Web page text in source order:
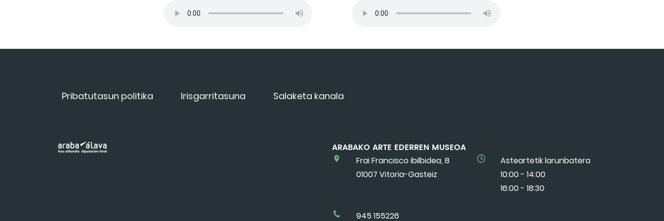
Pribatutasun politika Irisgarritasuna Salaketa kanala
ARABAKO ARTE EDERREN MUSEOA
Frai Francisco ibilbidea, 8
01007 Vitoria-Gasteiz
Asteartetik larunbatera
10:00 - 14:00
16:00 - 18:30
945 155226